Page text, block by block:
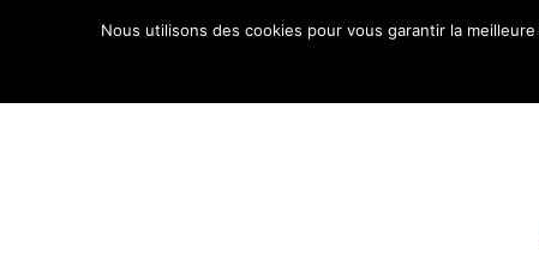
Nous utilisons des cookies pour vous garantir la